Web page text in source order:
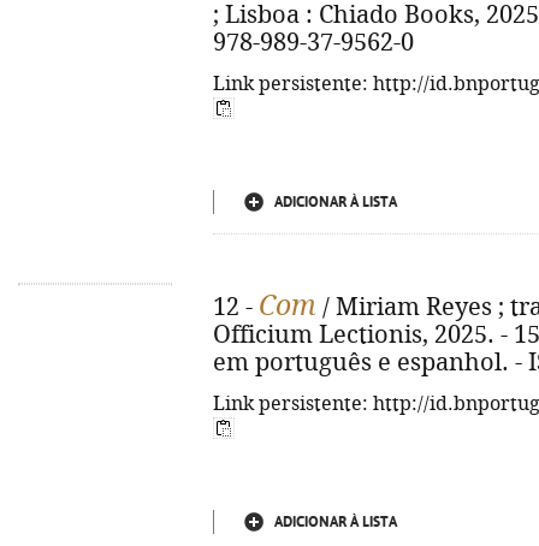
; Lisboa : Chiado Books,
978-989-37-9562-0
Link persistente: http://
ADICIONAR À LISTA
12 - Com / Miriam Reyes ;
Officium Lectionis, 2025. -
em português e espanhol. -
Link persistente: http://
ADICIONAR À LISTA